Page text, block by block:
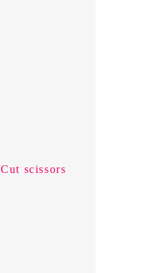
scissors